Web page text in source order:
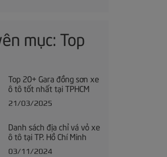
mục: Top
Top 20+ Gara đồng sơn xe
ô tô tốt nhất tại TPHCM
21/03/2025
Danh sách địa chỉ vá vỏ xe
ô tô tại TP. Hồ Chí Minh
03/11/2024